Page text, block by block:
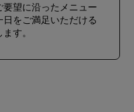
望に沿ったメニュー
をご満足いただける
す。